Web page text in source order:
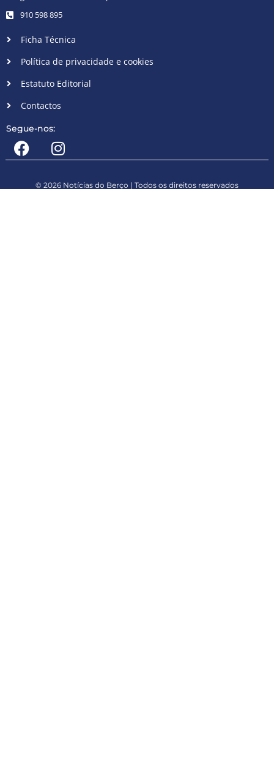
910 598 895
Ficha Técnica
Política de privacidade e cookies
Estatuto Editorial
Contactos
Segue-nos:
© 2026 Notícias do Berço | Todos os direitos reservados